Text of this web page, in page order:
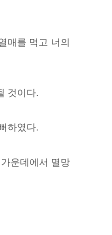
매를 먹고 너의
것이다.
하였다.
운데에서 멸망